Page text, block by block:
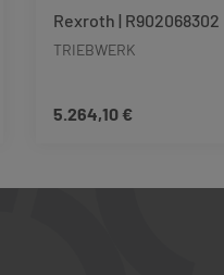
Rexroth | R902068302
TRIEBWERK
Regulärer Preis:
5.264,10 €